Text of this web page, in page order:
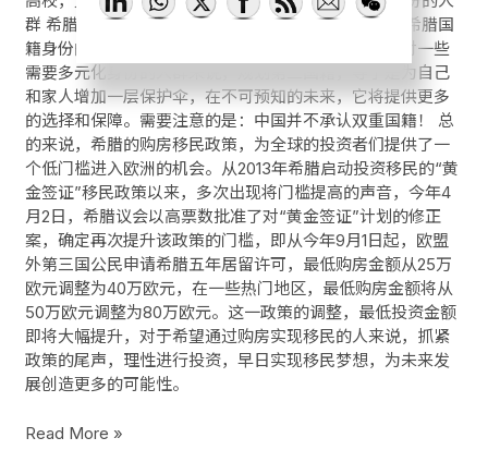
群 希腊是承认双国籍的，也就是说希腊公民在保持其希腊国
籍身份的同时，还可获得并保留共他国家的国籍。这对一些
需要多元化身份的人群来说，规划第二国籍，等于是为自己
和家人增加一层保护伞，在不可预知的未来，它将提供更多
的选择和保障。需要注意的是：中国并不承认双重国籍！ 总
的来说，希腊的购房移民政策，为全球的投资者们提供了一
个低门槛进入欧洲的机会。从2013年希腊启动投资移民的“黄
金签证”移民政策以来，多次出现将门槛提高的声音，今年4
月2日，希腊议会以高票数批准了对“黄金签证”计划的修正
案，确定再次提升该政策的门槛，即从今年9月1日起，欧盟
外第三国公民申请希腊五年居留许可，最低购房金额从25万
欧元调整为40万欧元，在一些热门地区，最低购房金额将从
50万欧元调整为80万欧元。这一政策的调整，最低投资金额
即将大幅提升，对于希望通过购房实现移民的人来说，抓紧
政策的尾声，理性进行投资，早日实现移民梦想，为未来发
展创造更多的可能性。
Read More »